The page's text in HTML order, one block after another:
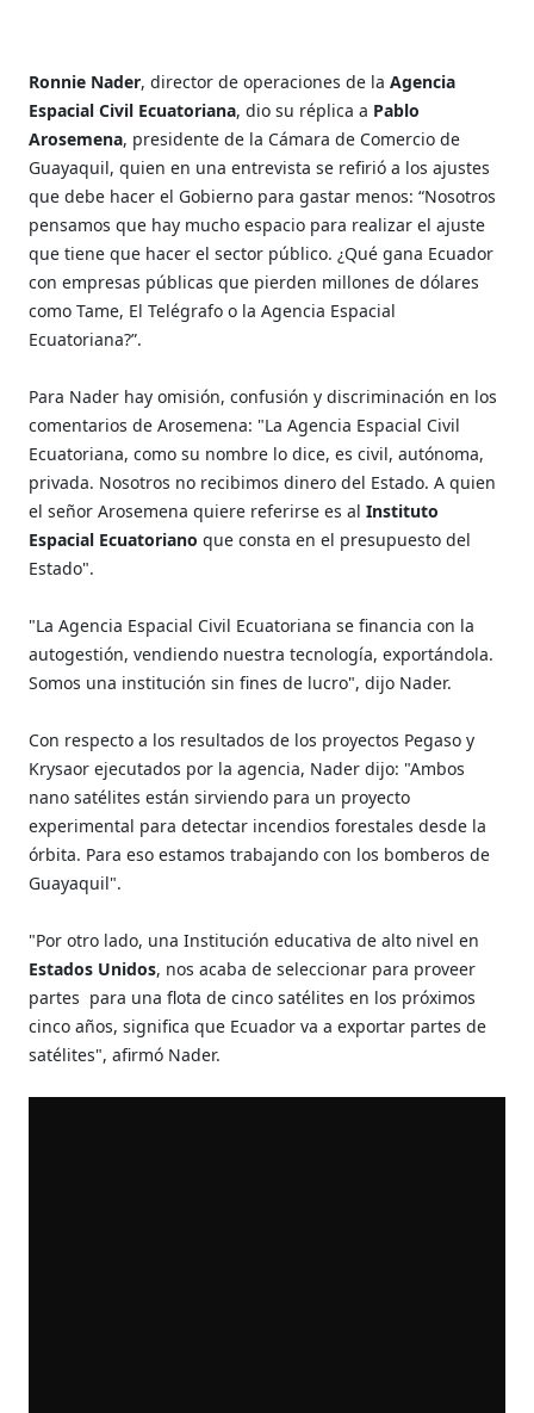
Ronnie Nader, director de operaciones de laAgencia
Espacial Civil Ecuatoriana, dio su réplica a Pablo
Arosemena, presidente de la Cámara de Comercio de
Guayaquil, quien en una entrevista se refirió a los ajustes
que debe hacer el Gobierno para gastar menos: “Nosotros
pensamos que hay mucho espacio para realizar el ajuste
que tiene que hacer el sector público. ¿Qué gana Ecuador
con empresas públicas que pierden millones de dólares
como Tame, El Telégrafo o la Agencia Espacial
Ecuatoriana?”.
Para Nader hay omisión, confusión y discriminación en los
comentarios de Arosemena: "La Agencia Espacial Civil
Ecuatoriana, como su nombre lo dice, es civil, autónoma,
privada. Nosotros no recibimos dinero del Estado. A quien
el señor Arosemena quiere referirse es alInstituto
Espacial Ecuatoriano que consta en el presupuesto del
Estado".
"La Agencia Espacial Civil Ecuatoriana se financia con la
autogestión, vendiendo nuestra tecnología, exportándola.
Somos una institución sin fines de lucro", dijo Nader.
Con respecto a los resultados de los proyectos Pegaso y
Krysaor ejecutados por la agencia, Nader dijo: "Ambos
nano satélites están sirviendo para un proyecto
experimental para detectar incendios forestales desde la
órbita. Para eso estamos trabajando con los bomberos de
Guayaquil".
"Por otro lado, una Institución educativa de alto nivel en
Estados Unidos, nos acaba de seleccionar para proveer
partes para una flota de cinco satélites en los próximos
cinco años, significa que Ecuador va a exportar partes de
satélites", afirmó Nader.